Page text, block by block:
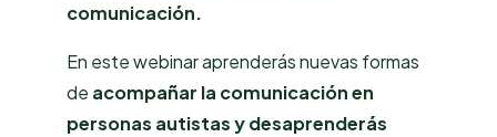
comunicación.
En este webinar aprenderás nuevas formas
de acompañar la comunicación en
personas autistas y desaprenderás